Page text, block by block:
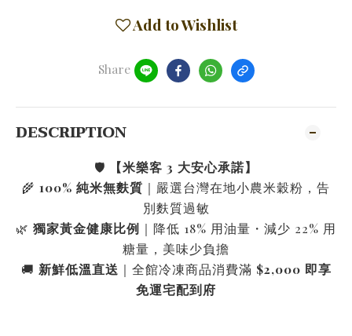
Add to Wishlist
Share
DESCRIPTION
🛡️
【米樂客 3 大安心承諾】
🌾 100% 純米無麩質 ｜嚴選台灣在地小農米穀粉，告
別麩質過敏
🌿 獨家黃金健康比例 ｜降低 18% 用油量・減少 22% 用
糖量，美味少負擔
🚚 新鮮低溫直送 ｜全館冷凍商品消費滿 $2,000 即享
免運宅配到府